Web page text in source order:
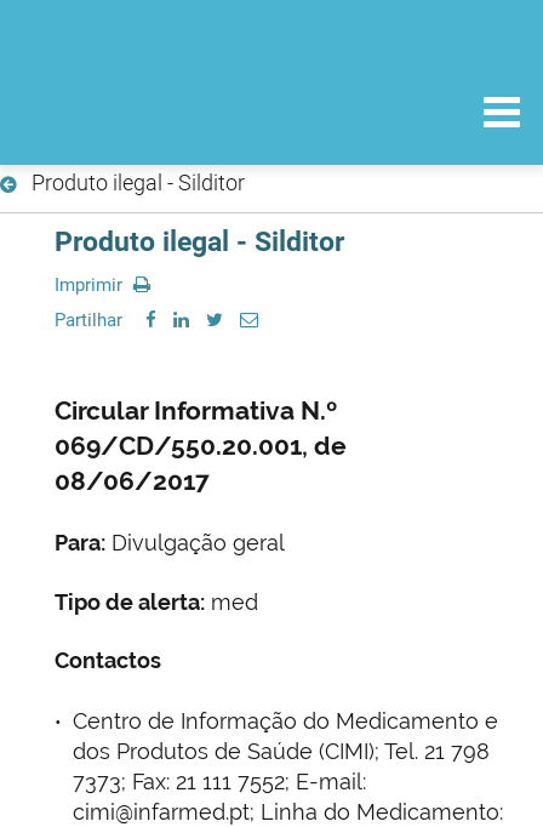
Produto ilegal - Silditor
Produto ilegal - Silditor
Imprimir
Partilhar
Circular Informativa N.º
069/CD/550.20.001, de
08/06/2017
Para: Divulgação geral
Tipo de alerta: med
Contactos
Centro de Informação do Medicamento e
dos Produtos de Saúde (CIMI); Tel. 21 798
7373; Fax: 21 111 7552; E-mail:
cimi@infarmed.pt; Linha do Medicamento: